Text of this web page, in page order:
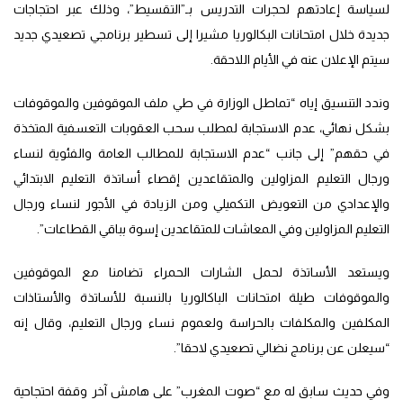
لسياسة إعادتهم لحجرات التدريس بـ”التقسيط”، وذلك عبر احتجاجات
جديدة خلال امتحانات البكالوريا مشيرا إلى تسطير برنامجي تصعيدي جديد
سيتم الإعلان عنه في الأيام اللاحقة.
وندد التنسيق إياه “تماطل الوزارة في طي ملف الموقوفين والموقوفات
بشكل نهائي، عدم الاستجابة لمطلب سحب العقوبات التعسفية المتخذة
في حقهم” إلى جانب “عدم الاستجابة للمطالب العامة والفئوية لنساء
ورجال التعليم المزاولين والمتقاعدين إقصاء أساتذة التعليم الابتدائي
والإعدادي من التعويض التكميلي ومن الزيادة في الأجور لنساء ورجال
التعليم المزاولين وفي المعاشات للمتقاعدين إسوة بباقي القطاعات”.
ويستعد الأساتذة لحمل الشارات الحمراء تضامنا مع الموقوفين
والموقوفات طيلة امتحانات الباكالوريا بالنسبة للأساتذة والأستاذات
المكلفين والمكلفات بالحراسة ولعموم نساء ورجال التعليم، وقال إنه
“سيعلن عن برنامج نضالي تصعيدي لاحقا”.
وفي حديث سابق له مع “صوت المغرب” على هامش آخر وقفة احتجاحية